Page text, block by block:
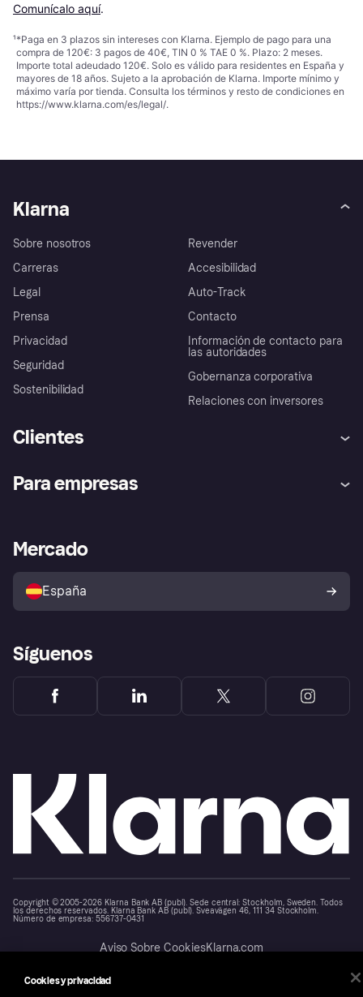
Comunícalo aquí.
¹*Paga en 3 plazos sin intereses con Klarna. Ejemplo de pago para una
compra de 120€: 3 pagos de 40€, TIN 0 % TAE 0 %. Plazo: 2 meses.
Importe total adeudado 120€. Solo es válido para residentes en España y
mayores de 18 años. Sujeto a la aprobación de Klarna. Importe mínimo y
máximo varía por tienda. Consulta los términos y resto de condiciones en
https://www.klarna.com/es/legal/.
Klarna
Sobre nosotros
Carreras
Legal
Prensa
Privacidad
Seguridad
Sostenibilidad
Revender
Accesibilidad
Auto-Track
Contacto
Información de contacto para
las autoridades
Gobernanza corporativa
Relaciones con inversores
Clientes
Inicio de sesión
Directorio de tiendas
Política de protección al
comprador de Klarna
Reclamaciones
Para empresas
Acceso empresas
Mercado
España
Síguenos
Copyright © 2005-2026 Klarna Bank AB (publ). Sede central: Stockholm, Sweden. Todos
los derechos reservados. Klarna Bank AB (publ). Sveavägen 46, 111 34 Stockholm.
Número de empresa: 556737-0431
Aviso Sobre CookiesKlarna.com
Cookies y privacidad